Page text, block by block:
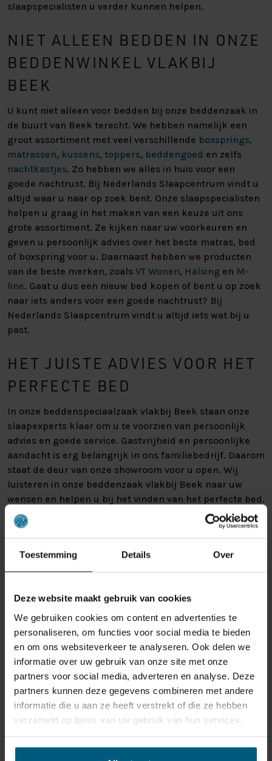
Toestemming Details Over
Deze website maakt gebruik van cookies
We gebruiken cookies om content en advertenties te
personaliseren, om functies voor social media te bieden
en om ons websiteverkeer te analyseren. Ook delen we
informatie over uw gebruik van onze site met onze
partners voor social media, adverteren en analyse. Deze
partners kunnen deze gegevens combineren met andere
informatie die u aan ze heeft verstrekt of die ze hebben
verzameld op basis van uw gebruik van hun services.
slaapspecialisten u verder kunnen helpen.
NIET ALLEEN BEDDEN IN ONZE
BEDDENWINKEL VLAKBIJ
BEEK
U kunt niet alleen voor bedden bij onze beddenzaak in
de buurt van Beek terecht. We hebben namelijk een
groot assortiment met veel verschillende boxsprings,
matrassen, kussens, toppers, beddengoed en zelfs
nachtkastjes. Zo hebben we alles in huis voor een
goede nachtrust. Bij Nederlands Slaapcentrum vindt u
altijd waar u naar op zoek bent. Onze slaapspecialisten
helpen u graag in het maken van een keuze uit ons
grote assortiment. Ze kijken naar uw voorkeuren en
geven u persoonlijk advies over het beste matras, bed
of boxspring voor u. Daarnaast hebben we producten
van de beste merken, zoals VT Wonen, Hälsing en M-
line. Gaat u dus een nieuw bed kopen of bent u op zoek
naar iets anders voor een goede nachtrust? Bij
Nederlands Slaapcentrum vindt u altijd iets wat bij u
past.
HET JUISTE ADVIES VOOR HET
PERFECTE BED
In onze beddenspeciaalzaak vlakbij Beek staan onze
slaapexperts klaar om u te voorzien van persoonlijk
advies en goede service. Gastvrijheid en persoonlijke
aandacht is erg belangrijk in ons familiebedrijf. Daarom
staat de deur van onze showroom voor u open. Wij
luisteren in onze beddenzaak vlakbij Beek naar uw
wensen en helpen u bij het vinden van het perfecte bed.
Wilt u een bed dat aansluit bij uw interieur? Wij bieden
diverse stijlen, stoffen en kleuren, zodat u altijd een
vlakbij Beek verzekerd van een nieuw matras of bed
dat aansluit op uw wensen.